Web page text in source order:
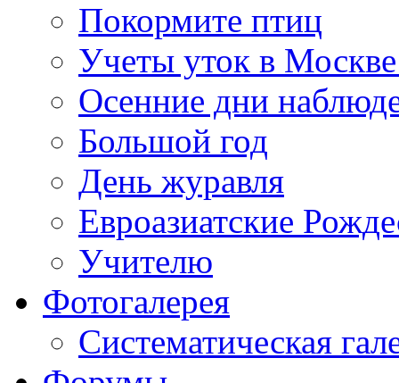
Покормите птиц
Учеты уток в
Осенние дни
Большой год
День журавля
Евроазиатские
Учителю
Фотогалерея
Систематическая